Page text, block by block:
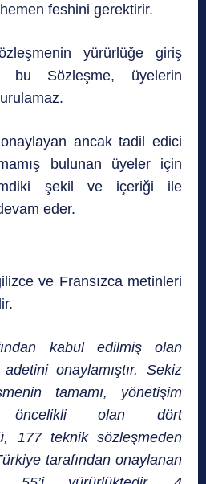
feshini gerektirir.
yürürlüğe giriş
bu Sözleşme, üyelerin
ancak tadil edici
bulunan üyeler için
şekil ve içeriği ile
eder.
ve Fransızca metinleri
kabul edilmiş olan
onaylamıştır. Sekiz
tamamı, yönetişim
öncelikli olan dört
177 teknik sözleşmeden
tarafından onaylanan